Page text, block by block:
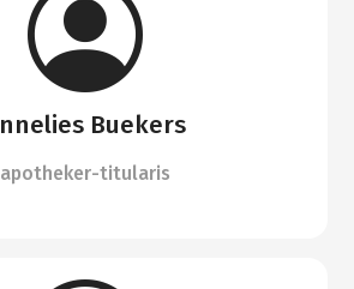
Buekers
apotheker-titularis